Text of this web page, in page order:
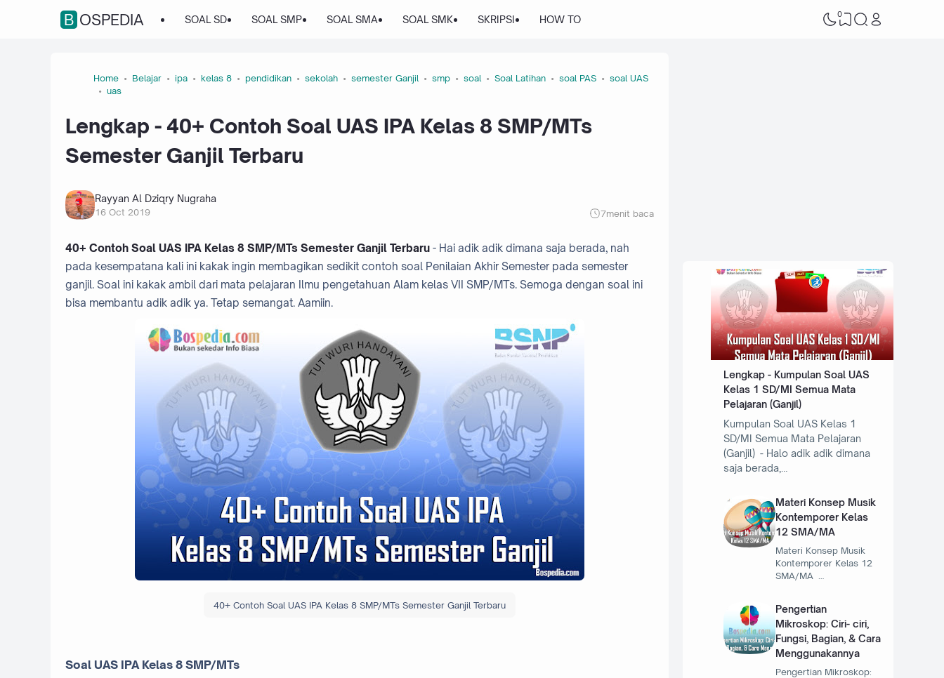
BOSPEDIA SOAL SD SOAL SMP SOAL SMA SOAL SMK SKRIPSI HOW TO 0
Home Belajar ipa kelas 8 pendidikan sekolah semester Ganjil smp soal Soal Latihan soal PAS
soal UAS
uas
Lengkap - 40+ Contoh Soal UAS IPA Kelas 8 SMP/MTs
Semester Ganjil Terbaru
Rayyan Al Dziqry Nugraha
16 Oct 2019 7menit baca
40+ Contoh Soal UAS IPA Kelas 8 SMP/MTs Semester Ganjil Terbaru - Hai adik adik dimana saja berada, nah
pada kesempatana kali ini kakak ingin membagikan sedikit contoh soal Penilaian Akhir Semester pada semester
ganjil. Soal ini kakak ambil dari mata pelajaran Ilmu pengetahuan Alam kelas VII SMP/MTs. Semoga dengan soal ini
bisa membantu adik adik ya. Tetap semangat. Aamiin.
40+ Contoh Soal UAS IPA Kelas 8 SMP/MTs Semester Ganjil Terbaru
Soal UAS IPA Kelas 8 SMP/MTs
Lengkap - Kumpulan Soal UAS
Kelas 1 SD/MI Semua Mata
Pelajaran (Ganjil)
Kumpulan Soal UAS Kelas 1
SD/MI Semua Mata Pelajaran
(Ganjil) - Halo adik adik dimana
saja berada,…
Materi Konsep Musik
Kontemporer Kelas
12 SMA/MA
Materi Konsep Musik
Kontemporer Kelas 12
SMA/MA …
Pengertian
Mikroskop: Ciri- ciri,
Fungsi, Bagian, & Cara
Menggunakannya
Pengertian Mikroskop: